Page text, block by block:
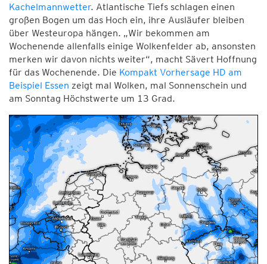
Kachelmannwetter. Atlantische Tiefs schlagen einen
großen Bogen um das Hoch ein, ihre Ausläufer bleiben
über Westeuropa hängen. „Wir bekommen am
Wochenende allenfalls einige Wolkenfelder ab, ansonsten
merken wir davon nichts weiter“, macht Sävert Hoffnung
für das Wochenende. Die Kompakt Vorhersage HD am
Beispiel Essen zeigt mal Wolken, mal Sonnenschein und
am Sonntag Höchstwerte um 13 Grad.